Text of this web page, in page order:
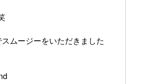
ムージーをいただきました